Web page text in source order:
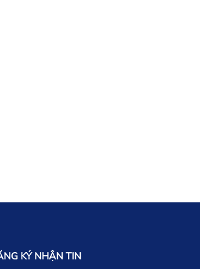
KÝ NHẬN TIN